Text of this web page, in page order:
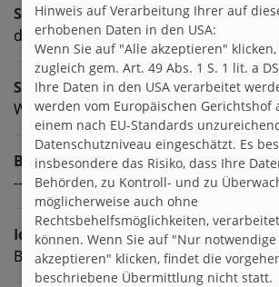
Sprachen
deutsch englisch spanisch
Sternzeichen
Waage
Beruf
---
Ich suche
Brieffreunde zwischen 8 & 25
Hinweis auf Verarbeitung Ihrer auf
erhobenen Daten in den USA:
Wenn Sie auf "Alle akzeptieren"
zugleich gem. Art. 49 Abs. 1 S. 1 lit. a
Ihre Daten in den USA verarbeitet
werden vom Europäischen Gerichtshof
einem nach EU-Standards
Datenschutzniveau eingeschätzt. Es
insbesondere das Risiko, dass Ihre
Behörden, zu Kontroll- und zu
möglicherweise auch ohne
Rechtsbehelfsmöglichkeiten,
können. Wenn Sie auf "Nur notwendige
akzeptieren" klicken, findet die
beschriebene Übermittlung nicht statt.